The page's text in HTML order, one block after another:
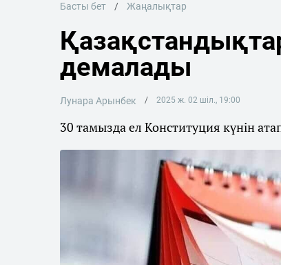
Басты бет Жаңалықтар
демалады
Лунара Арынбек 2025 ж. 02 шіл., 19:00
30 тамызда ел Конституция күнін